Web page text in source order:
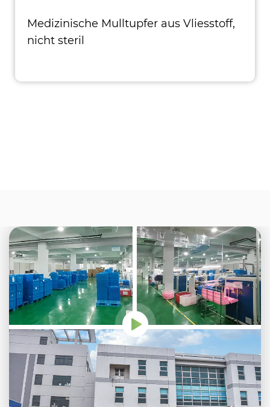
Medizinische Mulltupfer aus Vliesstoff,
nicht steril